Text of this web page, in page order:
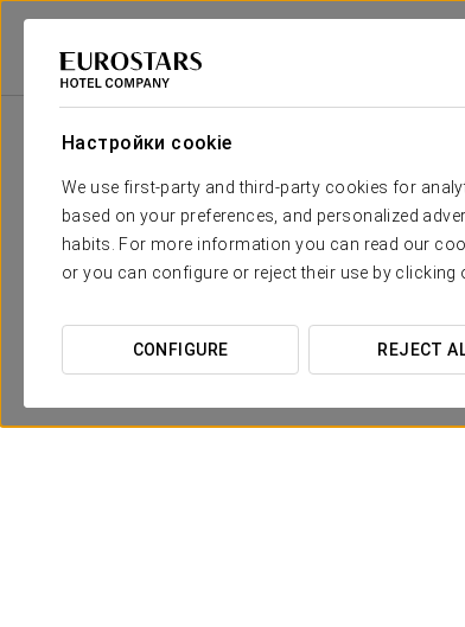
Настройки cookie
We use first-party and third-party cookies for
based on your preferences, and personalized
habits. For more information you can read our
or you can configure or reject their use by clicking
CONFIGURE REJECT
Eurostars Hotel Company